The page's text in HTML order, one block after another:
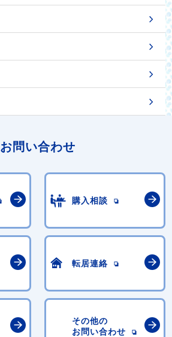
お問い合わせ
購入相談
転居連絡
その他の
お問い合わせ